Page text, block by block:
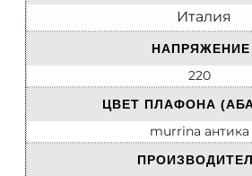
Италия
НАПРЯЖЕНИЕ
220
ЦВЕТ ПЛАФОНА
murrina антика